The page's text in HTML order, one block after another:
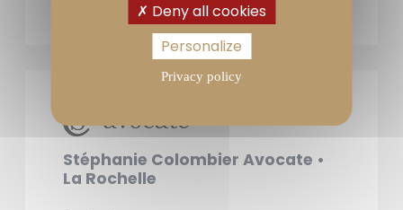
Stéphanie Colombier Avocate •
La Rochelle
Deny all cookies
Personalize
Privacy policy